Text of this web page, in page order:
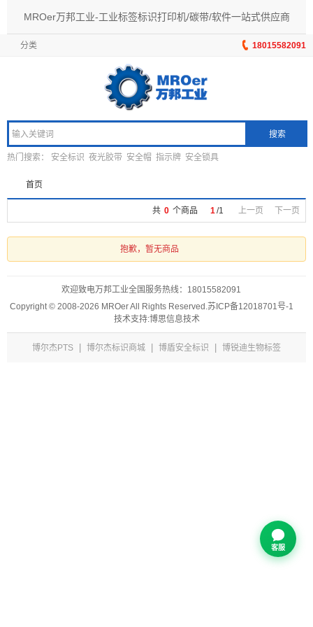
MROer万邦工业-工业标签标识打印机/碳带/软件一站式供应商
18015582091
分类
搜索
热门搜索： 安全标识 夜光胶带 安全帽 指示牌 安全锁具
首页
共 0 个商品 1 /1 上一页 下一页
抱歉，暂无商品
欢迎致电万邦工业全国服务热线： 18015582091
Copyright © 2008-2026 MROer All Rights Reserved. 苏ICP备12018701号-1
技术支持:博思信息技术
博尔杰PTS | 博尔杰标识商城 | 博盾安全标识 | 博锐迪生物标签
客服